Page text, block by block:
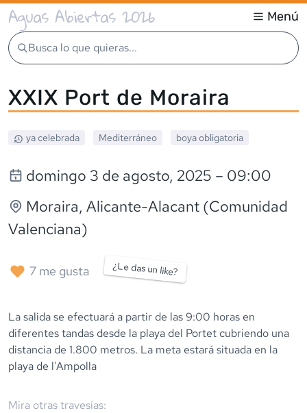
Aguas Abiertas 2026 Menú
Busca lo que quieras...
XXIX Port de Moraira
ya celebrada Mediterráneo boya obligatoria
domingo 3 de agosto, 2025 – 09:00
Moraira, Alicante-Alacant (Comunidad
Valenciana)
7 me gusta ¿Le das un like?
La salida se efectuará a partir de las 9:00 horas en
diferentes tandas desde la playa del Portet cubriendo una
distancia de 1.800 metros. La meta estará situada en la
playa de l'Ampolla
Mira otras travesías: